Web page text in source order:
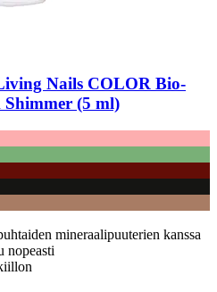
Nails COLOR Bio-​
(5 ml)
mineraalipuuterien kanssa
nopeasti